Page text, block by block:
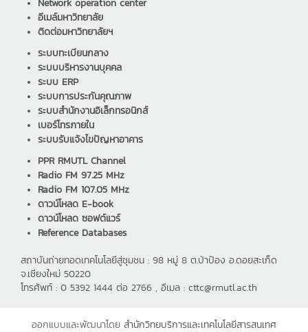
Network operation center
อีเมล์มหาวิทยาลัย
ติดต่อมหาวิทยาลัยฯ
ระบบทะเบียนกลาง
ระบบบริหารงานบุคคล
ระบบ ERP
ระบบการประกันคุณภาพ
ระบบสำนักงานอิเล็กทรอนิกส์
เบอร์โทรภายใน
ระบบรับแจ้งไขปัญหาอาคาร
PPR RMUTL Channel
Radio FM 97.25 MHz
Radio FM 107.05 MHz
ดาวน์โหลด E-book
ดาวน์โหลด ซอฟต์แวร์
Reference Databases
สถาบันถ่ายทอดเทคโนโลยีสู่ชุมชน : 98 หมู่ 8 ต.ป่าป้อง อ.ดอยสะเก็ด
จ.เชียงใหม่ 50220
โทรศัพท์ : 0 5392 1444 ต่อ 2766 , อีเมล : cttc@rmutl.ac.th
ออกแบบและพัฒนาโดย สำนักวิทยบริการและเทคโนโลยีสารสนเทศ